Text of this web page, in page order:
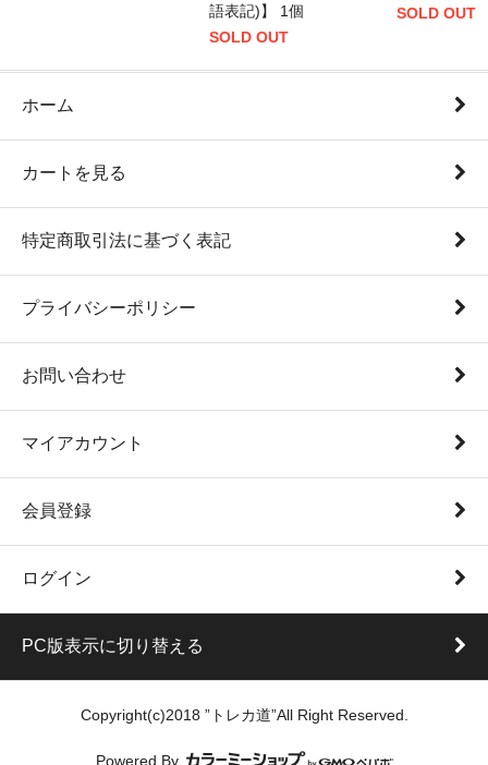
語表記)】 1個
SOLD OUT
SOLD OUT
ホーム
カートを見る
特定商取引法に基づく表記
プライバシーポリシー
お問い合わせ
マイアカウント
会員登録
ログイン
PC版表示に切り替える
Copyright(c)2018 ”トレカ道”All Right Reserved.
Powered By